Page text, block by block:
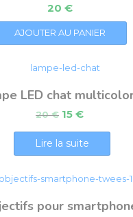
20 €
AJOUTER AU PANIER
LED chat
20€ 15 €
Lire la suite
pour